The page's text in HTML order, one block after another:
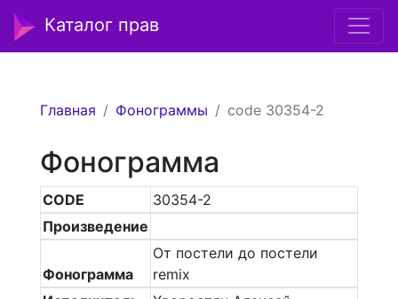
Каталог прав
Главная Фонограммы code 30354-2
Фонограмма
CODE
30354-2
Произведение
Фонограмма
От постели до постели
remix